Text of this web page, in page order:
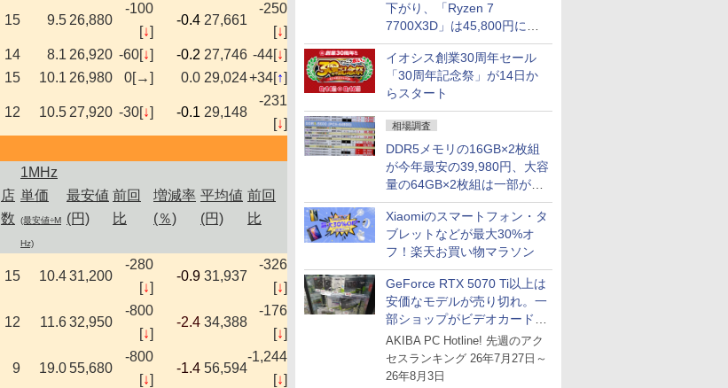
下がり、「Ryzen 7
7700X3D」は45,800円に急
落し「Ryzen 7 7800X3D」
との価格逆転解消 [8月前半の
CPU価格]
イオシス創業30周年セール
「30周年記念祭」が14日か
らスタート
相場調査
DDR5メモリの16GB×2枚組
が今年最安の39,980円、大容
量の64GB×2枚組は一部が続
騰 [8月前半のメモリ価格]
Xiaomiのスマートフォン・タ
ブレットなどが最大30%オ
フ！楽天お買い物マラソン
GeForce RTX 5070 Ti以上は
安価なモデルが売り切れ。一
部ショップがビデオカードの
購入制限を実施したニュース
が注目を集める
AKIBA PC Hotline! 先週のアク
セスランキング 26年7月27日～
26年8月3日
15 9.5 26,880
-100
[↓]
-0.4 27,661
-250
[↓]
14 8.1 26,920 -60[↓] -0.2 27,746 -44[↓]
15 10.1 26,980 0[→] 0.0 29,024+34[↑]
12 10.5 27,920 -30[↓] -0.1 29,148
-231
[↓]
店
数
1MHz
単価
(最安値÷M
Hz)
最安値
(円)
前回
比
増減率
(％)
平均値
(円)
前回
比
15 10.431,200
-280
[↓]
-0.9 31,937
-326
[↓]
12 11.632,950
-800
[↓]
-2.4 34,388
-176
[↓]
9 19.055,680
-800
[↓]
-1.4 56,594
-1,244
[↓]